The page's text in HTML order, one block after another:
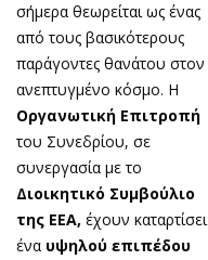
σήμερα θεωρείται ως ένας
από τους βασικότερους
παράγοντες θανάτου στον
ανεπτυγμένο κόσμο. Η
Οργανωτική Επιτροπή
του Συνεδρίου, σε
συνεργασία με το
Διοικητικό Συμβούλιο
της ΕΕΑ, έχουν καταρτίσει
ένα υψηλού επιπέδου